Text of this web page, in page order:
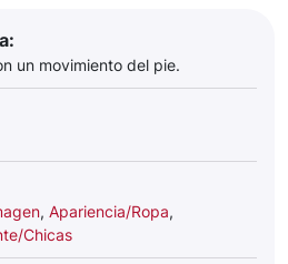
un movimiento del pie.
, Apariencia/Ropa,
Chicas